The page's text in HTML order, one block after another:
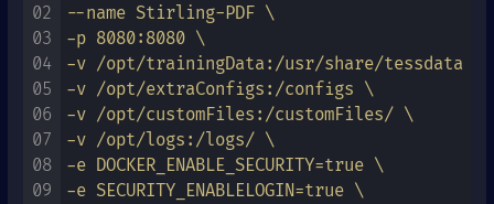
02
03
04
05
06
07
08
09
--name Stirling-PDF \
-p 8080:8080 \
-v /opt/trainingData:/usr/share/tessdata \
-v /opt/extraConfigs:/configs \
-v /opt/customFiles:/customFiles/ \
-v /opt/logs:/logs/ \
-e DOCKER_ENABLE_SECURITY=true \
-e SECURITY_ENABLELOGIN=true \